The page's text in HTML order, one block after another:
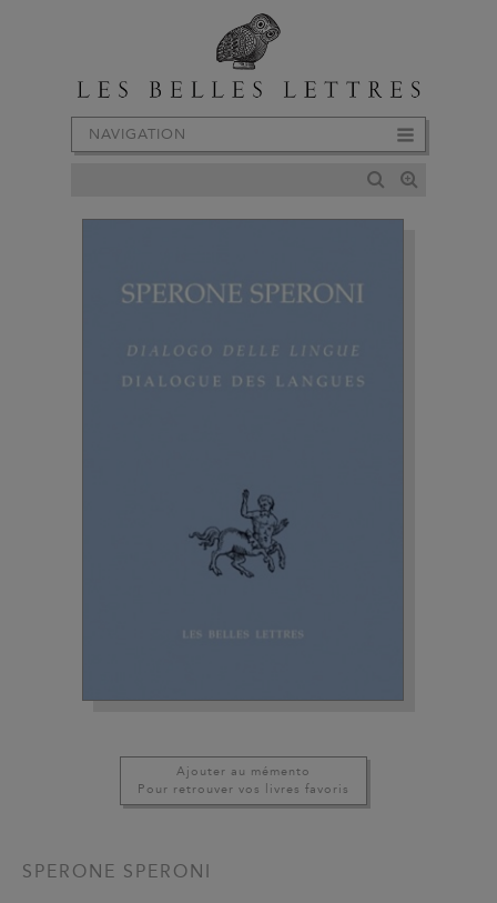
NAVIGATION
Ajouter au mémento
Pour retrouver vos livres favoris
SPERONE SPERONI